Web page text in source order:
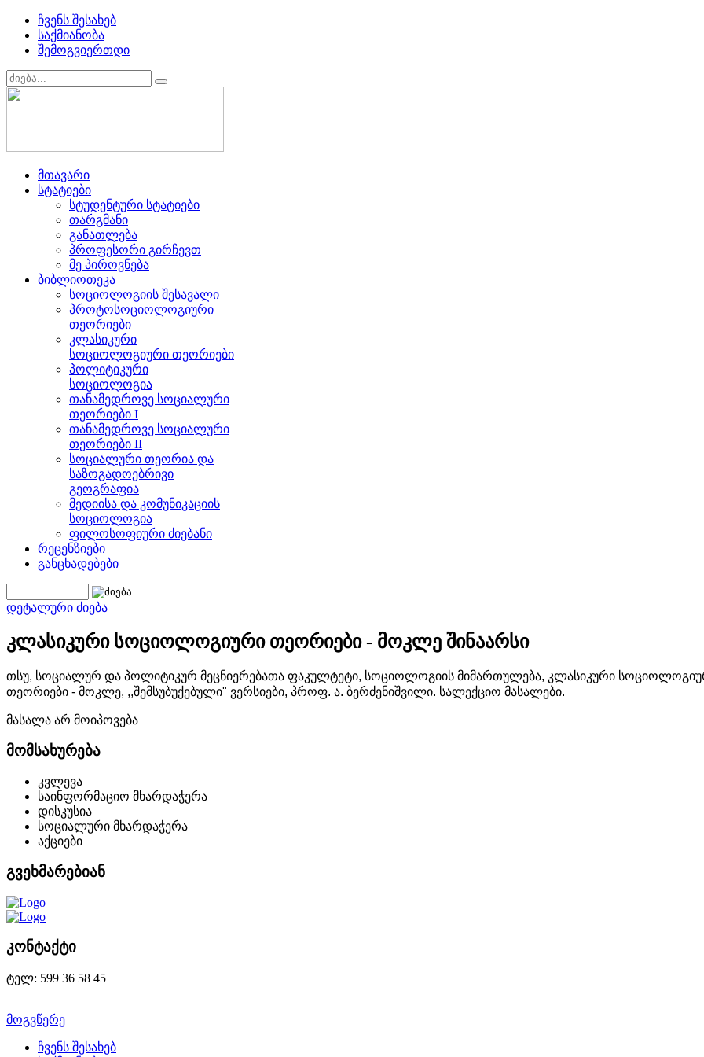
ჩვენს შესახებ
საქმიანობა
შემოგვიერთდი
მთავარი
სტატიები
სტუდენტური სტატიები
თარგმანი
განათლება
პროფესორი გირჩევთ
მე პიროვნება
ბიბლიოთეკა
სოციოლოგიის შესავალი
პროტოსოციოლოგიური
თეორიები
კლასიკური
სოციოლოგიური თეორიები
პოლიტიკური
სოციოლოგია
თანამედროვე სოციალური
თეორიები I
თანამედროვე სოციალური
თეორიები II
სოციალური თეორია და
საზოგადოებრივი
გეოგრაფია
მედიისა და კომუნიკაციის
სოციოლოგია
ფილოსოფიური ძიებანი
რეცენზიები
განცხადებები
დეტალური ძიება
კლასიკური სოციოლოგიური თეორიები - მოკლე შინაარსი
თსუ, სოციალურ და პოლიტიკურ მეცნიერებათა ფაკულტეტი, სოციოლოგიის მიმართულება, კლასიკური
თეორიები - მოკლე, ,,შემსუბუქებული" ვერსიები, პროფ. ა. ბერძენიშვილი. სალექციო მასალები.
მასალა არ მოიპოვება
მომსახურება
კვლევა
საინფორმაციო მხარდაჭერა
დისკუსია
სოციალური მხარდაჭერა
აქციები
გვეხმარებიან
კონტაქტი
ტელ: 599 36 58 45
მოგვწერე
ჩვენს შესახებ